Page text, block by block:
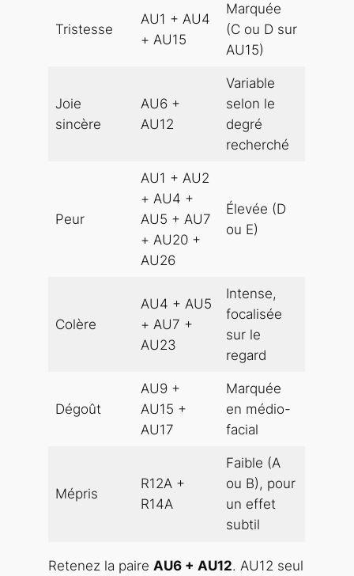
Tristesse
AU1 + AU4
+ AU15
Marquée
(C ou D sur
AU15)
Joie
sincère
AU6 +
AU12
Variable
selon le
degré
recherché
Peur
AU1 + AU2
+ AU4 +
AU5 + AU7
+ AU20 +
AU26
Élevée (D
ou E)
Colère
AU4 + AU5
+ AU7 +
AU23
Intense,
focalisée
sur le
regard
Dégoût
AU9 +
AU15 +
AU17
Marquée
en médio-
facial
Mépris
R12A +
R14A
Faible (A
ou B), pour
un effet
subtil
Retenez la paireAU6 + AU12. AU12 seul